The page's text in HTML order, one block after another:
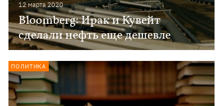
12 марта 2020
Bloomberg: Ирак и Кувейт
сделали нефть еще дешевле
ПОЛИТИКА